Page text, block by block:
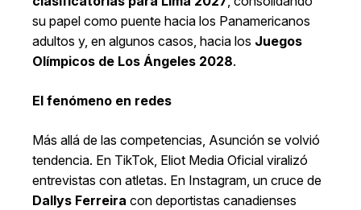
su papel como puente hacia los Panamericanos
adultos y, en algunos casos, hacia los Juegos
Olímpicos de Los Ángeles 2028.
El fenómeno en redes
Más allá de las competencias, Asunción se volvió
tendencia. En TikTok, Eliot Media Oficial viralizó
entrevistas con atletas. En Instagram, un cruce de
Dallys Ferreira con deportistas canadienses